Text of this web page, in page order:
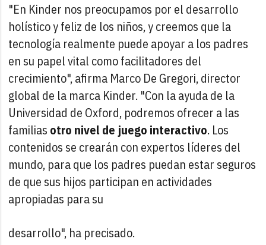
"En Kinder nos preocupamos por el desarrollo
holístico y feliz de los niños, y creemos que la
tecnología realmente puede apoyar a los padres
en su papel vital como facilitadores del
crecimiento", afirma Marco De Gregori, director
global de la marca Kinder. "Con la ayuda de la
Universidad de Oxford, podremos ofrecer a las
familias otro nivel de juego interactivo. Los
contenidos se crearán con expertos líderes del
mundo, para que los padres puedan estar seguros
de que sus hijos participan en actividades
apropiadas para su
desarrollo", ha precisado.